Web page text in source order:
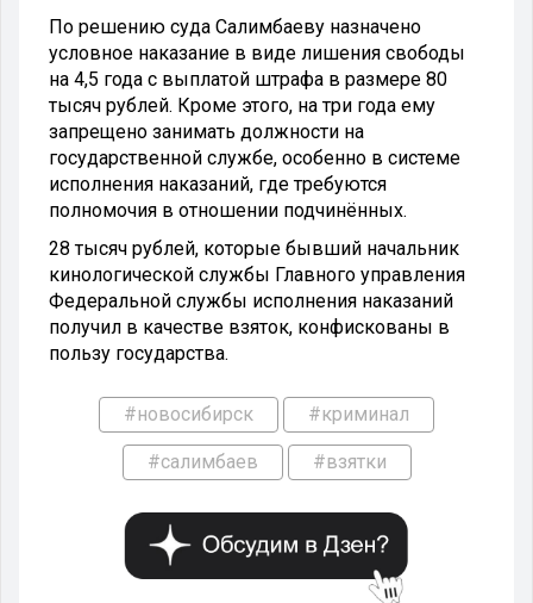
По решению суда Салимбаеву назначено
условное наказание в виде лишения свободы
на 4,5 года с выплатой штрафа в размере 80
тысяч рублей. Кроме этого, на три года ему
запрещено занимать должности на
государственной службе, особенно в системе
исполнения наказаний, где требуются
полномочия в отношении подчинённых.
28 тысяч рублей, которые бывший начальник
кинологической службы Главного управления
Федеральной службы исполнения наказаний
получил в качестве взяток, конфискованы в
пользу государства.
#новосибирск #криминал
#салимбаев #взятки